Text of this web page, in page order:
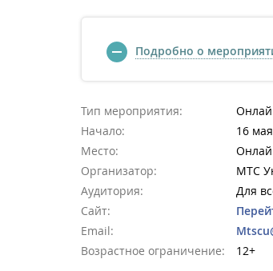
Подробно о
Тип мероприятия:
Начало:
16
Место:
Организатор:
МТС
Аудитория:
Для
Сайт:
Email:
Возрастное ограничение:
12+